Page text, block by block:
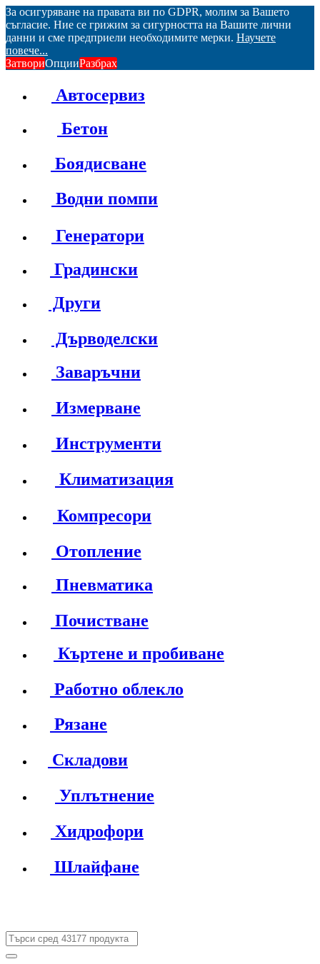
За осигуряване на правата ви по GDPR, молим за Вашето
съгласие. Ние се грижим за сигурността на Вашите лични
данни и сме предприели необходимите мерки. Научете
повече...
ЗатвориОпцииРазбрах
Автосервиз
Бетон
Боядисване
Водни помпи
Генератори
Градински
Други
Дърводелски
Заваръчни
Измерване
Инструменти
Климатизация
Компресори
Отопление
Пневматика
Почистване
Къртене и пробиване
Работно облекло
Рязане
Складови
Уплътнение
Хидрофори
Шлайфане